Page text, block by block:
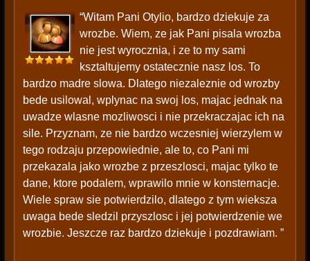
“Witam Pani Otylio, bardzo dziekuje za
wrozbe. Wiem, ze jak Pani pisala wrozba
nie jest wyrocznia, i ze to my sami
ksztaltujemy ostatecznie nasz los. To
bardzo madre slowa. Dlatego niezaleznie od wrozby
bede usilowal, wplynac na swoj los, majac jednak na
uwadze wlasne mozliwosci i nie przekraczajac ich na
sile. Przyznam, ze nie bardzo wczesniej wierzylem w
tego rodzaju przepowiednie, ale to, co Pani mi
przekazala jako wrozbe z przeszlosci, majac tylko te
dane, ktore podalem, wprawilo mnie w konsternacje.
Wiele spraw sie potwierdzilo, dlatego z tym wieksza
uwaga bede sledzil przyszlosc i jej potwierdzenie we
wrozbie. Jeszcze raz bardzo dziekuje i pozdrawiam. ”